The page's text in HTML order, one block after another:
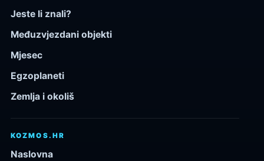
Jeste li znali?
Međuzvjezdani objekti
Mjesec
Egzoplaneti
Zemlja i okoliš
KOZMOS.HR
Naslovna